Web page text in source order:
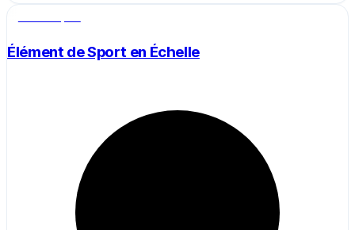
Élément de Sport en Échelle